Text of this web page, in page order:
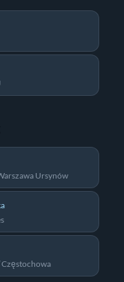
Ursynów
Częstochowa